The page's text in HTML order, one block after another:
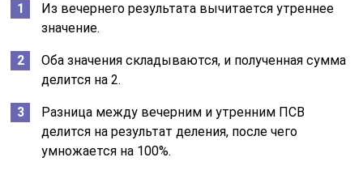
Из вечернего результата вычитается утреннее
значение.
Оба значения складываются, и полученная сумма
делится на 2.
Разница между вечерним и утренним ПСВ
делится на результат деления, после чего
умножается на 100%.